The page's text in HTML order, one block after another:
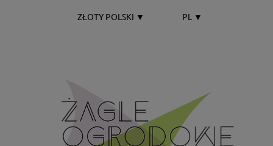
ZŁOTY POLSKI ▼ PL ▼